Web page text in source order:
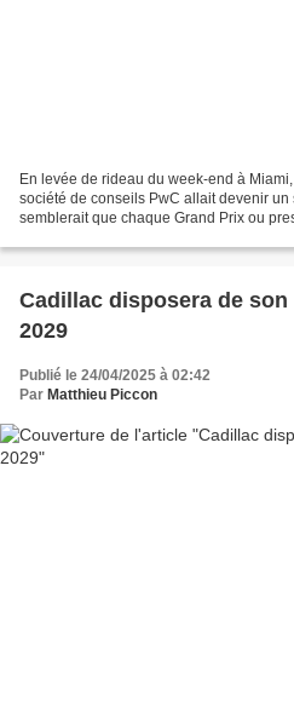
En levée de rideau du week-end à
société de conseils PwC allait devenir un
semblerait que chaque Grand Prix ou
Cadillac disposera de
2029
Publié le 24/04/2025 à 02:42
Par Matthieu Piccon